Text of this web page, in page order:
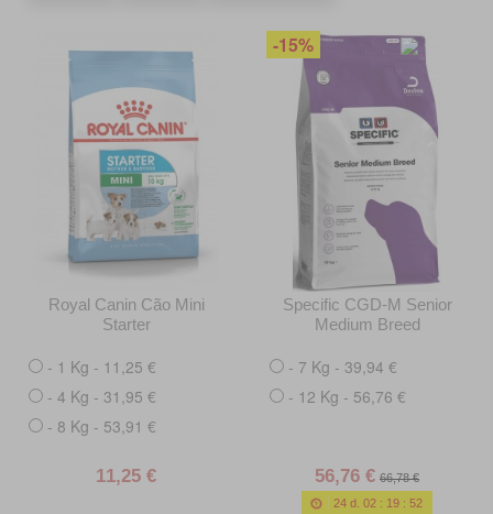
Royal Canin Cão Mini
Starter
- 1 Kg - 11,25 €
- 4 Kg - 31,95 €
- 8 Kg - 53,91 €
11,25 €
-15%
Specific CGD-M Senior
Medium Breed
- 7 Kg - 39,94 €
- 12 Kg - 56,76 €
56,76 € 66,78 €
24 d. 02 : 19 :50